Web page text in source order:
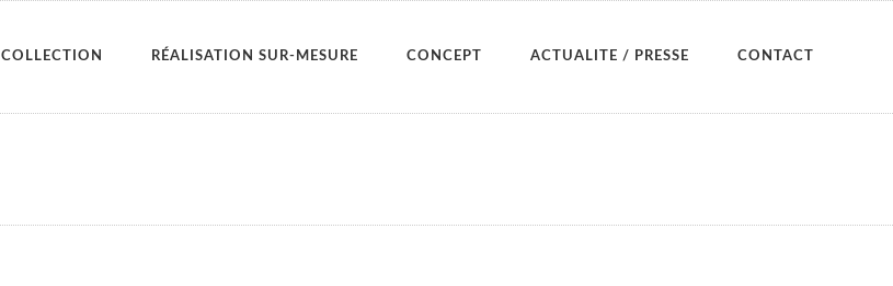
COLLECTION RÉALISATION SUR-MESURE CONCEPT ACTUALITE / PRESSE CONTACT